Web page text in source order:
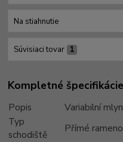
Na stiahnutie
Súvisiaci tovar 1
Kompletné špecifikácie
Popis
Variabilní
Typ
schodiště
Přímé